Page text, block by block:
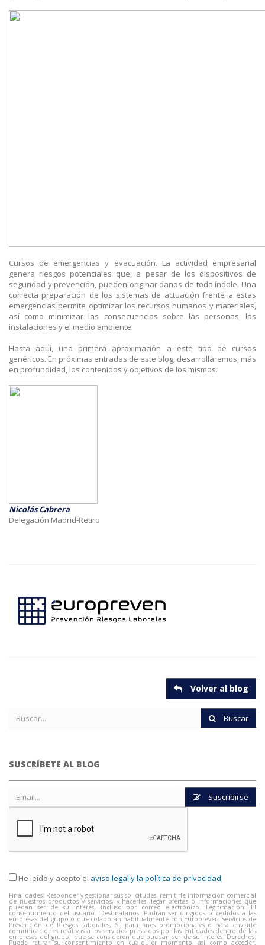
Cursos de emergencias y evacuación. La actividad empresarial
genera riesgos potenciales que, a pesar de los dispositivos de
seguridad y prevención, pueden originar daños de toda índole. Una
correcta preparación de los sistemas de actuación frente a estas
emergencias permite optimizar los recursos humanos y materiales,
así como minimizar las consecuencias sobre las personas, las
instalaciones y el medio ambiente.
Hasta aquí, una primera aproximación a este tipo de cursos
genéricos. En próximas entradas de este blog, desarrollaremos, más
en profundidad, los contenidos y objetivos de los mismos.
Nicolás Cabrera
Delegación Madrid-Retiro
Volver al blog
Buscar
SUSCRÍBETE AL BLOG
Suscribirse
He leído y acepto el aviso legal y la política de privacidad.
Finalidades: Responder y gestionar sus solicitudes, remitirle información comercial
de nuestros productos y servicios, y hacerles llegar ofertas o informaciones que
puedan ser de su interés, incluso por correo electrónico. Legitimación: El
consentimiento del usuario. Destinatarios: Podrán ser dirigidos o cedidos a las
empresas del grupo o que colaboran habitualmente con Europreven Servicios de
Prevención de Riesgos Laborales, SL para fines promocionales o para enviarle
comunicaciones relativas a los servicios prestados por las entidades dentro de las
empresas del grupo, que se consideren que puedan ser de su interés. Derechos:
Puede retirar su consentimiento en cualquier momento, así como acceder,